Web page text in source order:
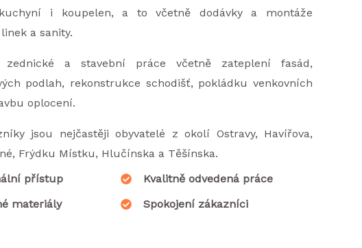
i koupelen, a to včetně dodávky a montáže
a sanity.
zednické a stavební práce včetně zateplení fasád,
podlah, rekonstrukce schodišť, pokládku venkovních
oplocení.
jsou nejčastěji obyvatelé z okolí Ostravy, Havířova,
Frýdku Místku, Hlučínska a Těšínska.
přístup
materiály
Kvalitně odvedená práce
Spokojení zákazníci